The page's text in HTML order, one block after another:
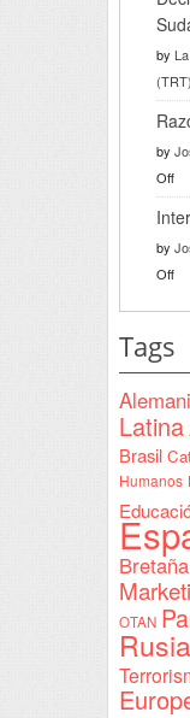
by
(TRT)
by
Offon
by
Offon
Tags
Latina
Brasil
Humanos
Bretaña
OTAN
Rusia